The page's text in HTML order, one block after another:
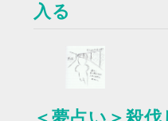
入る
＜夢占い＞殺